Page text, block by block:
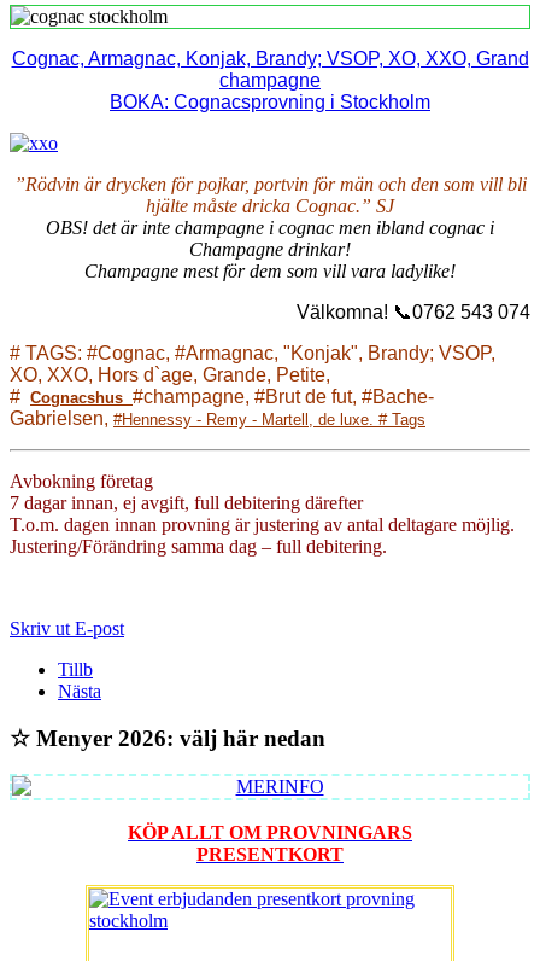
Cognac, Armagnac, Konjak, Brandy; VSOP, XO, XXO, Grand
champagne
BOKA: Cognacsprovning i Stockholm
”Rödvin är drycken för pojkar, portvin för män och den som vill bli
hjälte måste dricka Cognac.” SJ
OBS! det är inte champagne i cognac men ibland cognac i
Champagne drinkar!
Champagne mest för dem som vill vara ladylike!
Välkomna! 📞0762 543 074
# TAGS: #Cognac, #Armagnac, "Konjak", Brandy; VSOP,
XO, XXO, Hors d`age, Grande, Petite,
# Cognacshus #champagne, #Brut de fut, #Bache-
Gabrielsen, #Hennessy - Remy - Martell, de luxe. # Tags
Avbokning företag
7 dagar innan, ej avgift, full debitering därefter
T.o.m. dagen innan provning är justering av antal deltagare möjlig.
Justering/Förändring samma dag – full debitering.
Skriv ut E-post
Tillb
Nästa
☆ Menyer 2026: välj här nedan
KÖP ALLT OM PROVNINGARS
PRESENTKORT